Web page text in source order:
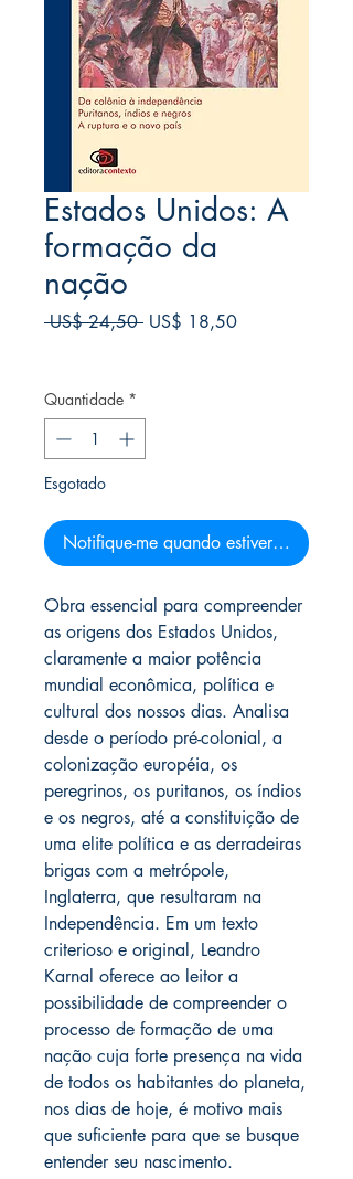
Estados Unidos: A
formação da
nação
US$ 24,50 Preço
US$ 18,50Preço
Quantidade *
Esgotado
Notifique-me quando estiver disponível
Obra essencial para compreender
as origens dos Estados Unidos,
claramente a maior potência
mundial econômica, política e
cultural dos nossos dias. Analisa
desde o período pré-colonial, a
colonização européia, os
peregrinos, os puritanos, os índios
e os negros, até a constituição de
uma elite política e as derradeiras
brigas com a metrópole,
Inglaterra, que resultaram na
Independência. Em um texto
criterioso e original, Leandro
Karnal oferece ao leitor a
possibilidade de compreender o
processo de formação de uma
nação cuja forte presença na vida
de todos os habitantes do planeta,
nos dias de hoje, é motivo mais
que suficiente para que se busque
entender seu nascimento.